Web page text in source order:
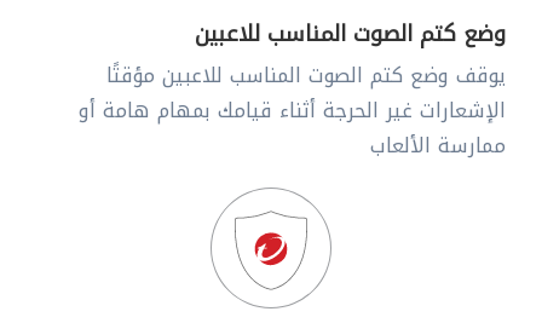
وضع كتم الصوت المناسب للاعبين
يوقف وضع كتم الصوت المناسب للاعبين مؤقتًا
الإشعارات غير الحرجة أثناء قيامك بمهام هامة أو
ممارسة الألعاب